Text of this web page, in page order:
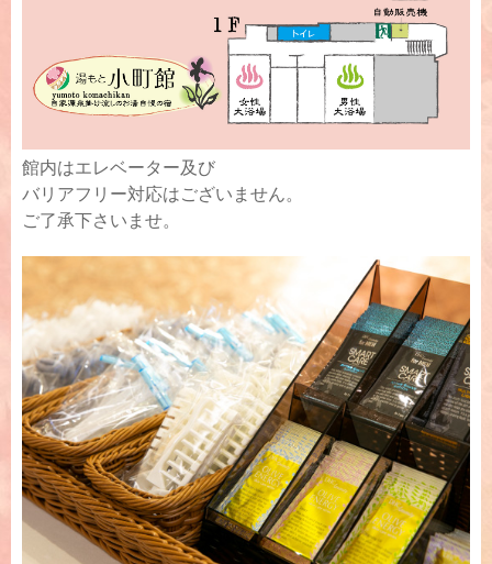
館内はエレベーター及び
バリアフリー対応はございません。
ご了承下さいませ。